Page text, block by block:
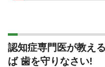
認知症専門医が教え
ば 歯を守りなさい!